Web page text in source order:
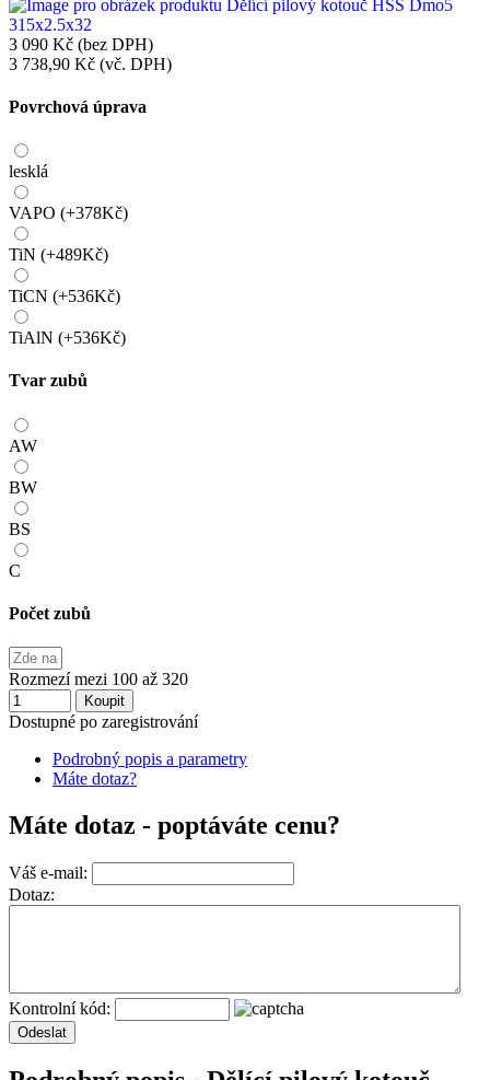
3 090 Kč (bez DPH)
3 738,90 Kč (vč. DPH)
Povrchová úprava
lesklá
VAPO (+378Kč)
TiN (+489Kč)
TiCN (+536Kč)
TiAlN (+536Kč)
Tvar zubů
AW
BW
BS
C
Počet zubů
Rozmezí mezi 100 až 320
Koupit
Dostupné po zaregistrování
Podrobný popis a parametry
Máte dotaz?
Máte dotaz - poptáváte cenu?
Váš e-mail:
Dotaz:
Kontrolní kód: